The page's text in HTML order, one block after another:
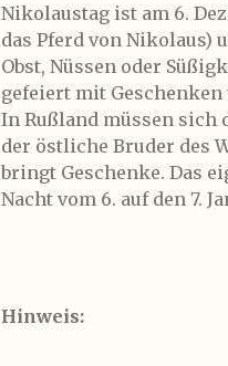
Nikolaustag ist am 6.
das Pferd von Nikolaus)
Obst, Nüssen oder
gefeiert mit Geschenken
In Rußland müssen sich
der östliche Bruder des
bringt Geschenke. Das
Nacht vom 6. auf den 7.
Hinweis: